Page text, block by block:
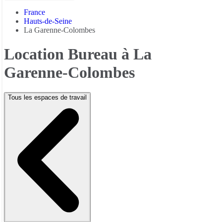
France
Hauts-de-Seine
La Garenne-Colombes
Location Bureau à La
Garenne-Colombes
Tous les espaces de travail